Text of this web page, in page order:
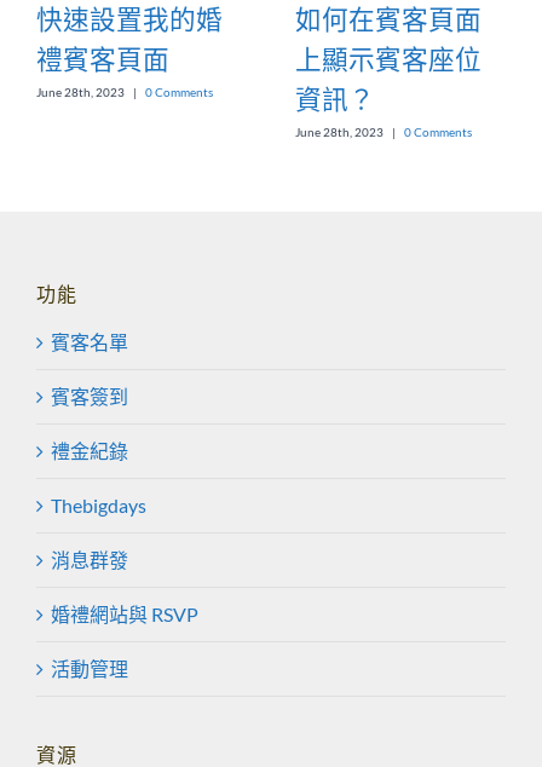
快速設置我的婚
禮賓客頁面
June 28th, 2023 | 0 Comments
如何在賓客頁面
上顯示賓客座位
資訊？
June 28th, 2023 | 0 Comments
功能
賓客名單
賓客簽到
禮金紀錄
Thebigdays
消息群發
婚禮網站與 RSVP
活動管理
資源